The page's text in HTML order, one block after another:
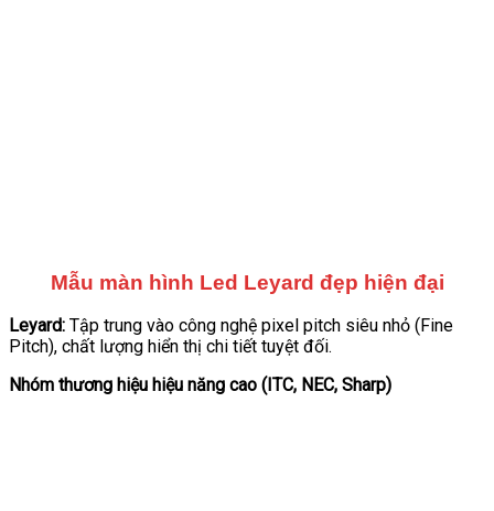
Mẫu màn hình Led Leyard đẹp hiện đại
Leyard: Tập trung vào công nghệ pixel pitch siêu nhỏ (Fine
Pitch), chất lượng hiển thị chi tiết tuyệt đối.
Nhóm thương hiệu hiệu năng cao (ITC, NEC, Sharp)